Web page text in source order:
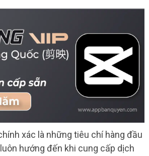
xác là những tiêu chí hàng đầu
hướng đến khi cung cấp dịch